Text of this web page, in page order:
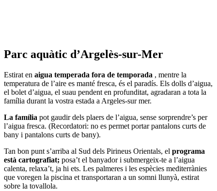
Parc aquàtic d’Argelès-sur-Mer
Estirat en aigua temperada fora de temporada , mentre la
temperatura de l’aire es manté fresca, és el paradís. Els dolls d’aigua,
el bolet d’aigua, el suau pendent en profunditat, agradaran a tota la
família durant la vostra estada a Argeles-sur mer.
La família pot gaudir dels plaers de l’aigua, sense sorprendre’s per
l’aigua fresca. (Recordatori: no es permet portar pantalons curts de
bany i pantalons curts de bany).
Tan bon punt s’arriba al Sud dels Pirineus Orientals, el programa
està cartografiat; posa’t el banyador i submergeix-te a l’aigua
calenta, relaxa’t, ja hi ets. Les palmeres i les espècies mediterrànies
que voregen la piscina et transportaran a un somni llunyà, estirat
sobre la tovallola.